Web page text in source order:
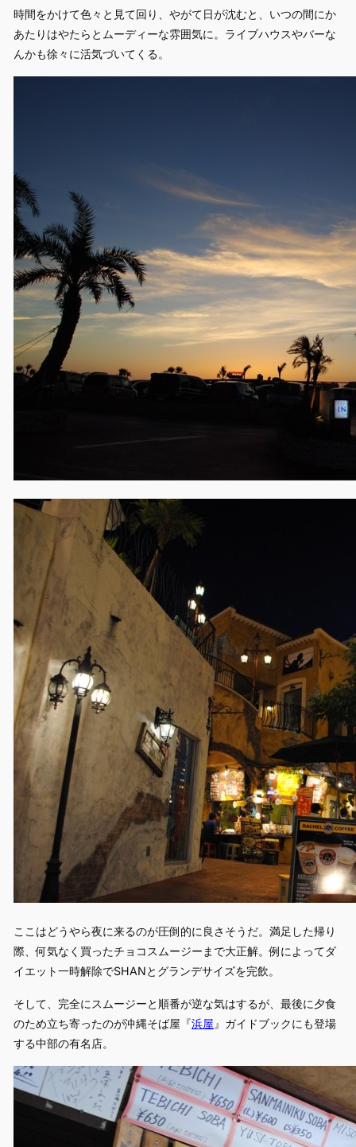
時間をかけて色々と見て回り、やがて日が沈むと、いつの間にか
あたりはやたらとムーディーな雰囲気に。ライブハウスやバーな
んかも徐々に活気づいてくる。
ここはどうやら夜に来るのが圧倒的に良さそうだ。満足した帰り
際、何気なく買ったチョコスムージーまで大正解。例によってダ
イエット一時解除でSHANとグランデサイズを完飲。
そして、完全にスムージーと順番が逆な気はするが、最後に夕食
のため立ち寄ったのが沖縄そば屋『浜屋 』ガイドブックにも登場
する中部の有名店。